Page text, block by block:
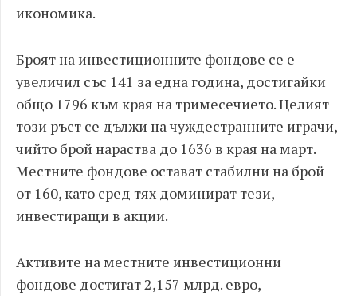
икономика.
Броят на инвестиционните фондове се е
увеличил със 141 за една година, достигайки
общо 1796 към края на тримесечието. Целият
този ръст се дължи на чуждестранните играчи,
чийто брой нараства до 1636 в края на март.
Местните фондове остават стабилни на брой
от 160, като сред тях доминират тези,
инвестиращи в акции.
Активите на местните инвестиционни
фондове достигат 2,157 млрд. евро,